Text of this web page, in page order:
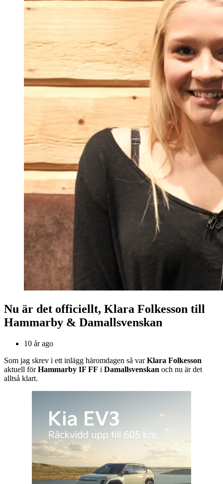
Nu är det officiellt, Klara Folkesson till
Hammarby & Damallsvenskan
10 år ago
Som jag skrev i ett inlägg häromdagen så varKlara Folkesson
aktuell förHammarby IF FF i Damallsvenskan och nu är det
alltså klart.